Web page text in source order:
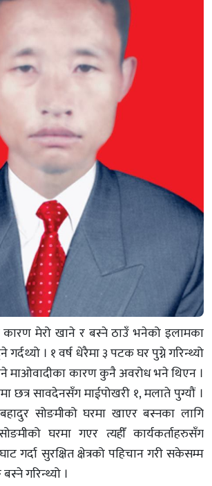
मेरो खाने र बस्ने ठाउँ भनेको इलामका
गर्दथ्यो । १ वर्ष धेरैमा ३ पटक घर पुग्ने गरिन्थ्यो
माओवादीका कारण कुनै अवरोध भने थिएन ।
छत्र सावदेनसँग माईपोखरी १, मलाते पुग्यौं ।
सोङमीको घरमा खाएर बस्नका लागि
घरमा गएर त्यहीँ कार्यकर्ताहरुसँग
गर्दा सुरक्षित क्षेत्रको पहिचान गरी सकेसम्म
गरिन्थ्यो ।